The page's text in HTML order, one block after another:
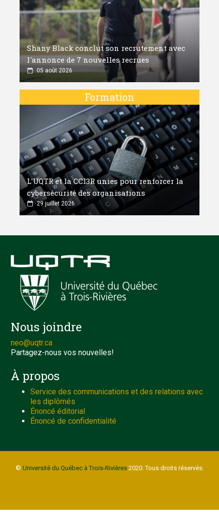
Shany Black conclut son recrutement avec
l'annonce de 7 nouvelles recrues
05 août 2026
Formation
L'UQTR et la CCI3R unies pour renforcer la
cybersécurité des organisations
29 juillet 2026
Nous joindre
neo@uqtr.ca
Partagez-nous vos nouvelles!
À propos
Service des communications et des relations avec
les diplômés
Énoncé éditorial
Énoncé de confidentialité
© Université du Québec à Trois-Rivières2020. Tous droits réservés.